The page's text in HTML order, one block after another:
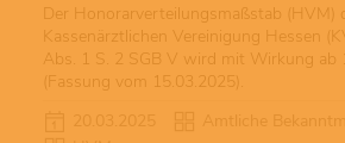
Der Honorarverteilungsmaßstab (HVM)
Kassenärztlichen Vereinigung Hessen
Abs. 1 S. 2 SGB V wird mit Wirkung ab
(Fassung vom 15.03.2025).